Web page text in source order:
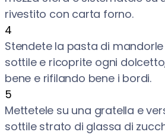
rivestito con carta forno.
4
Stendete la pasta di
sottile e ricoprite ogni
bene e rifilando bene i bordi.
5
Mettetele su una gratella e
sottile strato di glassa di